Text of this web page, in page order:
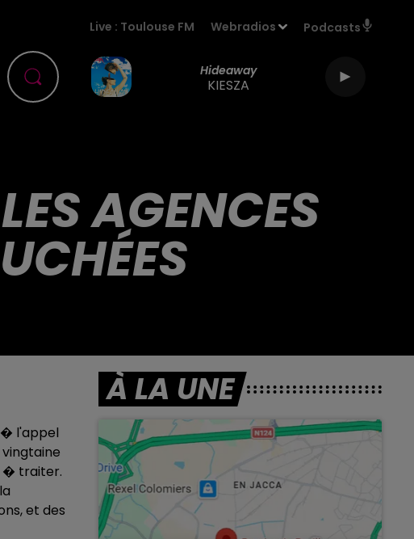
Live : Toulouse FM Webradios Podcasts
Hideaway
KIESZA
AGENCES
� l'appel
� traiter.
et des
À LA UNE